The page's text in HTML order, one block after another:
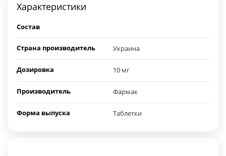
Характеристики
Состав
Страна производитель Украина
Дозировка 10 мг
Производитель Фармак
Форма выпуска Таблетки